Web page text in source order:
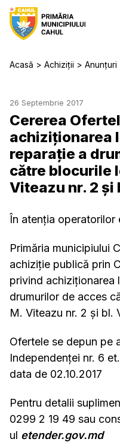
Acasă Achiziții Anunțuri
26 Septembrie 2017
Cererea
achiziționarea
reparație a
către blocurile
Viteazu nr. 2 și
În atenția operatorilor
Primăria municipiului
achiziție publică prin
privind achiziționarea
drumurilor de acces
M. Viteazu nr. 2 și bl.
Ofertele se depun pe
Independenței nr. 6
data de 02.10.2017
Pentru detalii
0299 2 19 49 sau
ul etender.gov.md